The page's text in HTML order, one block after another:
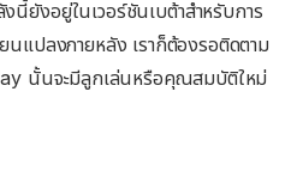
ยังอยู่ในเวอร์ชันเบต้าสำหรับการ
นแปลงภายหลัง เราก็ต้องรอติดตาม
นั้นจะมีลูกเล่นหรือคุณสมบัติใหม่